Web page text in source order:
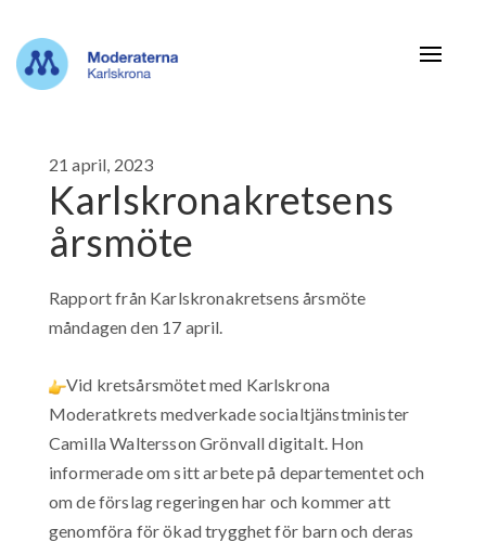
21 april, 2023
Karlskronakretsens
årsmöte
Rapport från Karlskronakretsens årsmöte
måndagen den 17 april.
Vid kretsårsmötet med Karlskrona
Moderatkrets medverkade socialtjänstminister
Camilla Waltersson Grönvall digitalt. Hon
informerade om sitt arbete på departementet och
om de förslag regeringen har och kommer att
genomföra för ökad trygghet för barn och deras